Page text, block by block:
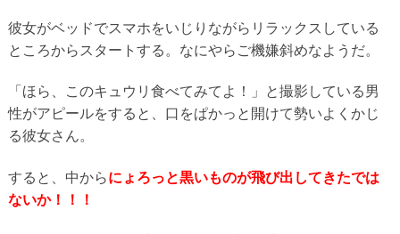
彼女がベッドでスマホをいじりながらリラックスしている
ところからスタートする。なにやらご機嫌斜めなようだ。
「ほら、このキュウリ食べてみてよ！」と撮影している男
性がアピールをすると、口をぱかっと開けて勢いよくかじ
る彼女さん。
すると、中からにょろっと黒いものが飛び出してきたでは
ないか！！！